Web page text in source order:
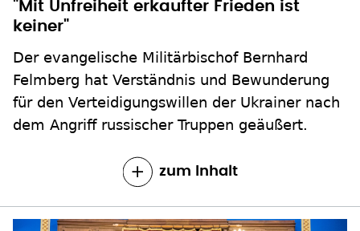
"Mit Unfreiheit erkaufter Frieden ist
keiner"
Der evangelische Militärbischof Bernhard
Felmberg hat Verständnis und Bewunderung
für den Verteidigungswillen der Ukrainer nach
dem Angriff russischer Truppen geäußert.
zum Inhalt